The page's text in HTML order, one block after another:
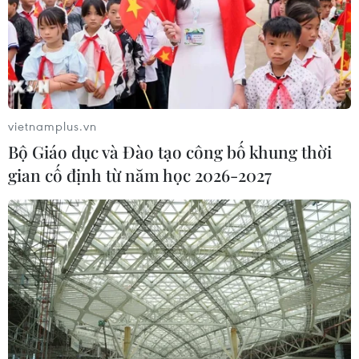
Lãnh đạo EU kêu gọi 'hành động
thống nhất' về biên giới
03/08/2026 14:35
Xem thêm
CƠ QUAN CHỦ QUẢN: THÔNG TẤN XÃ VIỆT NAM
Tổng Biên tập: TRẦN TIẾN DUẨN
Phó Tổng Biên tập: NGUYỄN THỊ TÁM, KHÚC THANH
THỦY
vietnamplus.vn
Bộ Giáo dục và Đào tạo công bố khung thời
gian cố định từ năm học 2026-2027